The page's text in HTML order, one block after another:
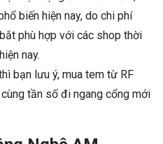
biến hiện nay, do chi phí
phù hợp với các shop thời
nay.
bạn lưu ý, mua tem từ RF
tần số đi ngang cổng mới